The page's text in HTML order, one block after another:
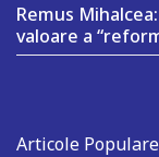
Remus
valoare a
Articole Populare